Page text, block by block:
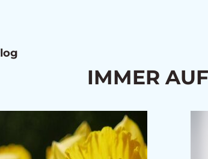
IMMER